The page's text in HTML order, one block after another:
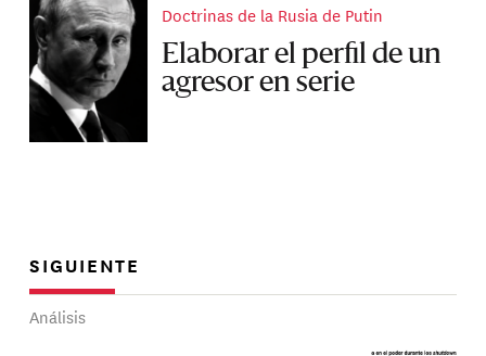
Doctrinas de la Rusia de Putin
Elaborar el perfil de un
agresor en serie
SIGUIENTE
Análisis